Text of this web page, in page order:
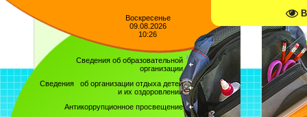
Воскресенье
09.08.2026
10:26
Сведения об образовательной
организации
Сведения об организации отдыха детей
и их оздоровлении
Антикоррупционное просвещение